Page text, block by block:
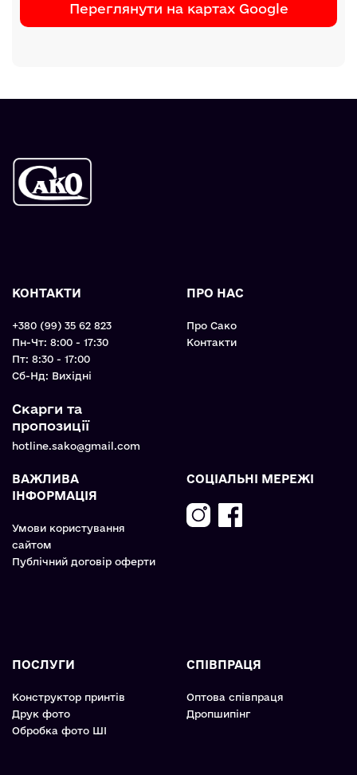
Переглянути на картах Google
КОНТАКТИ
+380 (99) 35 62 823
Пн-Чт: 8:00 - 17:30
Пт: 8:30 - 17:00
Cб-Нд: Вихідні
Скарги та
пропозиції
hotline.sako@gmail.com
ПРО НАС
Про Сако
Контакти
ВАЖЛИВА
ІНФОРМАЦІЯ
Умови користування
сайтом
Публічний договір оферти
СОЦІАЛЬНІ МЕРЕЖІ
ПОСЛУГИ
Конструктор принтів
Друк фото
Обробка фото ШІ
СПІВПРАЦЯ
Оптова співпраця
Дропшипінг